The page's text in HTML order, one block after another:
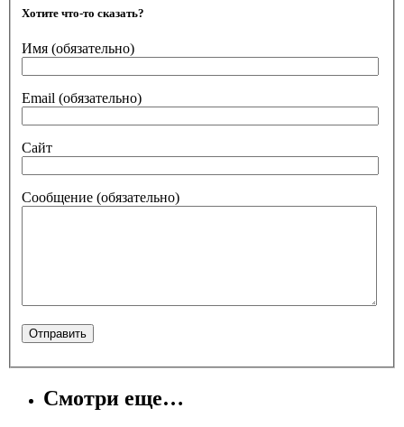
Хотите что-то сказать?
Имя (обязательно)
Email (обязательно)
Сайт
Сообщение (обязательно)
Смотри еще…